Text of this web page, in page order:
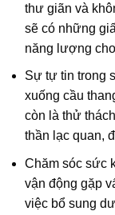
thư giãn và
sẽ có những
năng lượng
Sự tự tin trong
xuống cầu
còn là thử
thần lạc quan,
Chăm sóc sức
vận động gặp
việc bổ sung